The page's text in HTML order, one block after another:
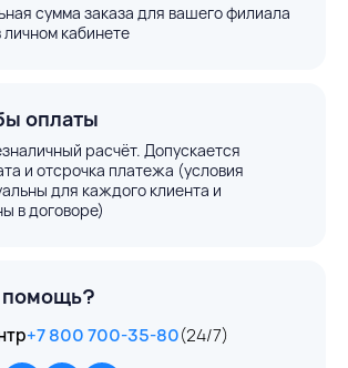
сумма заказа для вашего филиала
личном кабинете
оплаты
расчёт. Допускается
и отсрочка платежа (условия
для каждого клиента и
в договоре)
+7 800 700-35-80(24/7)